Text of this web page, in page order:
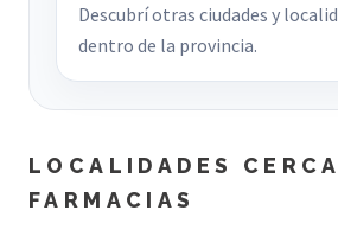
Descubrí otras ciudades y
dentro de la provincia.
LOCALIDADES
FARMACIAS